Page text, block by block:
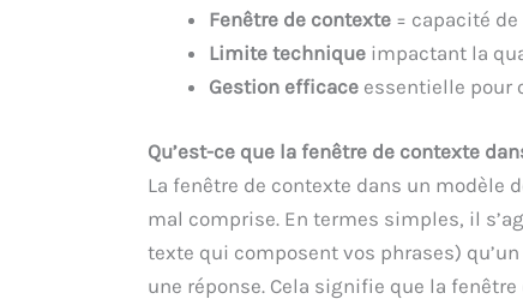
Fenêtre de contexte = capacité
Limite technique impactant la
Gestion efficace essentielle pour
Qu’est-ce que la fenêtre de contexte
La fenêtre de contexte dans un modèle
mal comprise. En termes simples, il
texte qui composent vos phrases)
une réponse. Cela signifie que la